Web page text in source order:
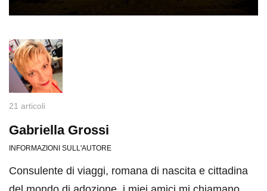
21 articoli
Gabriella Grossi
INFORMAZIONI SULL'AUTORE
Consulente di viaggi, romana di nascita e cittadina